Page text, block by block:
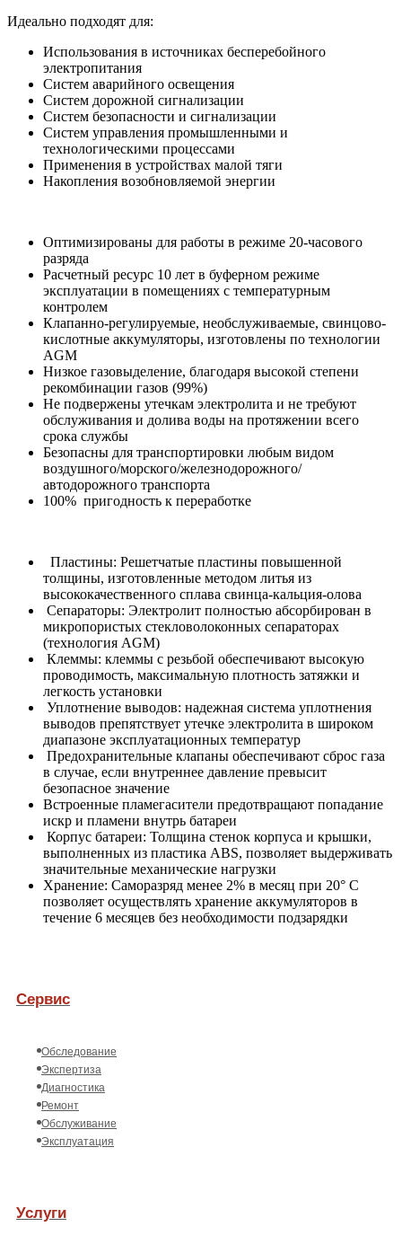
Идеально подходят для:
Использования в источниках бесперебойного
электропитания
Систем аварийного освещения
Систем дорожной сигнализации
Систем безопасности и сигнализации
Систем yправления промышленными и
технологическими процессами
Применения в устройствах малой тяги
Накопления возобновляемой энергии
Оптимизированы для работы в режиме 20-часового
разряда
Расчетный ресурс 10 лет в буферном режиме
эксплуатации в помещениях с температурным
контролем
Клапанно-регулируемые, необслуживаемые, свинцово-
кислотные аккумуляторы, изготовлены по технологии
AGM
Низкое газовыделение, благодаря высокой степени
рекомбинации газов (99%)
Не подвержены утечкам электролита и не требуют
обслуживания и долива воды на протяжении всего
срока службы
Безопасны для транспортировки любым видом
воздушного/морского/железнодорожного/
автодорожного транспорта
100% пригодность к переработке
Пластины: Решетчатые пластины повышенной
толщины, изготовленные методом литья из
высококачественного сплава свинца-кальция-олова
Сепараторы: Электролит полностью абсорбирован в
микропористых стекловолоконных сепараторах
(технология AGM)
Клеммы: клеммы с резьбой обеспечивают высокую
проводимость, максимальную плотность затяжки и
легкость установки
Уплотнение выводов: надежная система уплотнения
выводов препятствует утечке электролита в широком
диапазоне эксплуатационных температур
Предохранительные клапаны обеспечивают сброс газа
в случае, если внутреннее давление превысит
безопасное значение
Встроенные пламегасители предотвращают попадание
искр и пламени внутрь батареи
Корпус батареи: Толщина стенок корпуса и крышки,
выполненных из пластика ABS, позволяет выдерживать
значительные механические нагрузки
Хранение: Саморазряд менее 2% в месяц при 20° С
позволяет осуществлять хранение аккумуляторов в
течение 6 месяцев без необходимости подзарядки
Сервис
Обследование
Экспертиза
Диагностика
Ремонт
Обслуживание
Эксплуатация
Услуги